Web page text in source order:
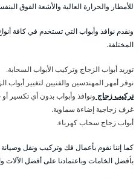
للأمطار والحرارة العالية والأشعة الفوق
ونقدم نوافذ وأبواب التي تستخدم في كافة
المختلفة.
توريد أبواب الزجاج وتركيب الأبواب السحابة.
نوفر أمهر المهندسين والفنيين لتغيير أبواب
تركيب زجاج ونوافذ وأبواب بدون أي تكسير
غرف زجاجية إضاءة سماوية.
أبواب زجاج سحاب كهرباء.
كما إننا نقوم بأعمال فك وتركيب ونقل وصيانة
بأفضل الخامات وباعتمادنا على أفضل الآلات